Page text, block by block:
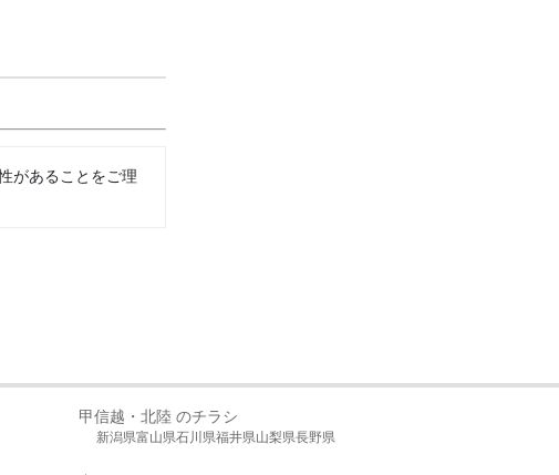
があることをご理
甲信越・北陸 のチラシ
新潟県富山県石川県福井県山梨県長野県